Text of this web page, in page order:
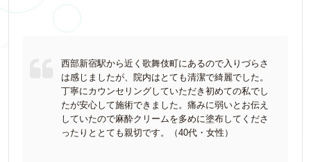
西部新宿駅から近く歌舞伎町にあるので入りづらさ
は感じましたが、院内はとても清潔で綺麗でした。
丁寧にカウンセリングしていただき初めての私でし
たが安心して施術できました。痛みに弱いとお伝え
していたので麻酔クリームを多めに塗布してくださ
ったりととても親切です。（40代・女性）